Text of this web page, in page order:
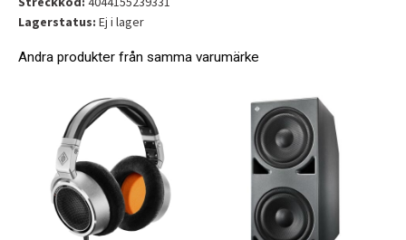
Lagerstatus: Ej i lager
Andra produkter från samma varumärke